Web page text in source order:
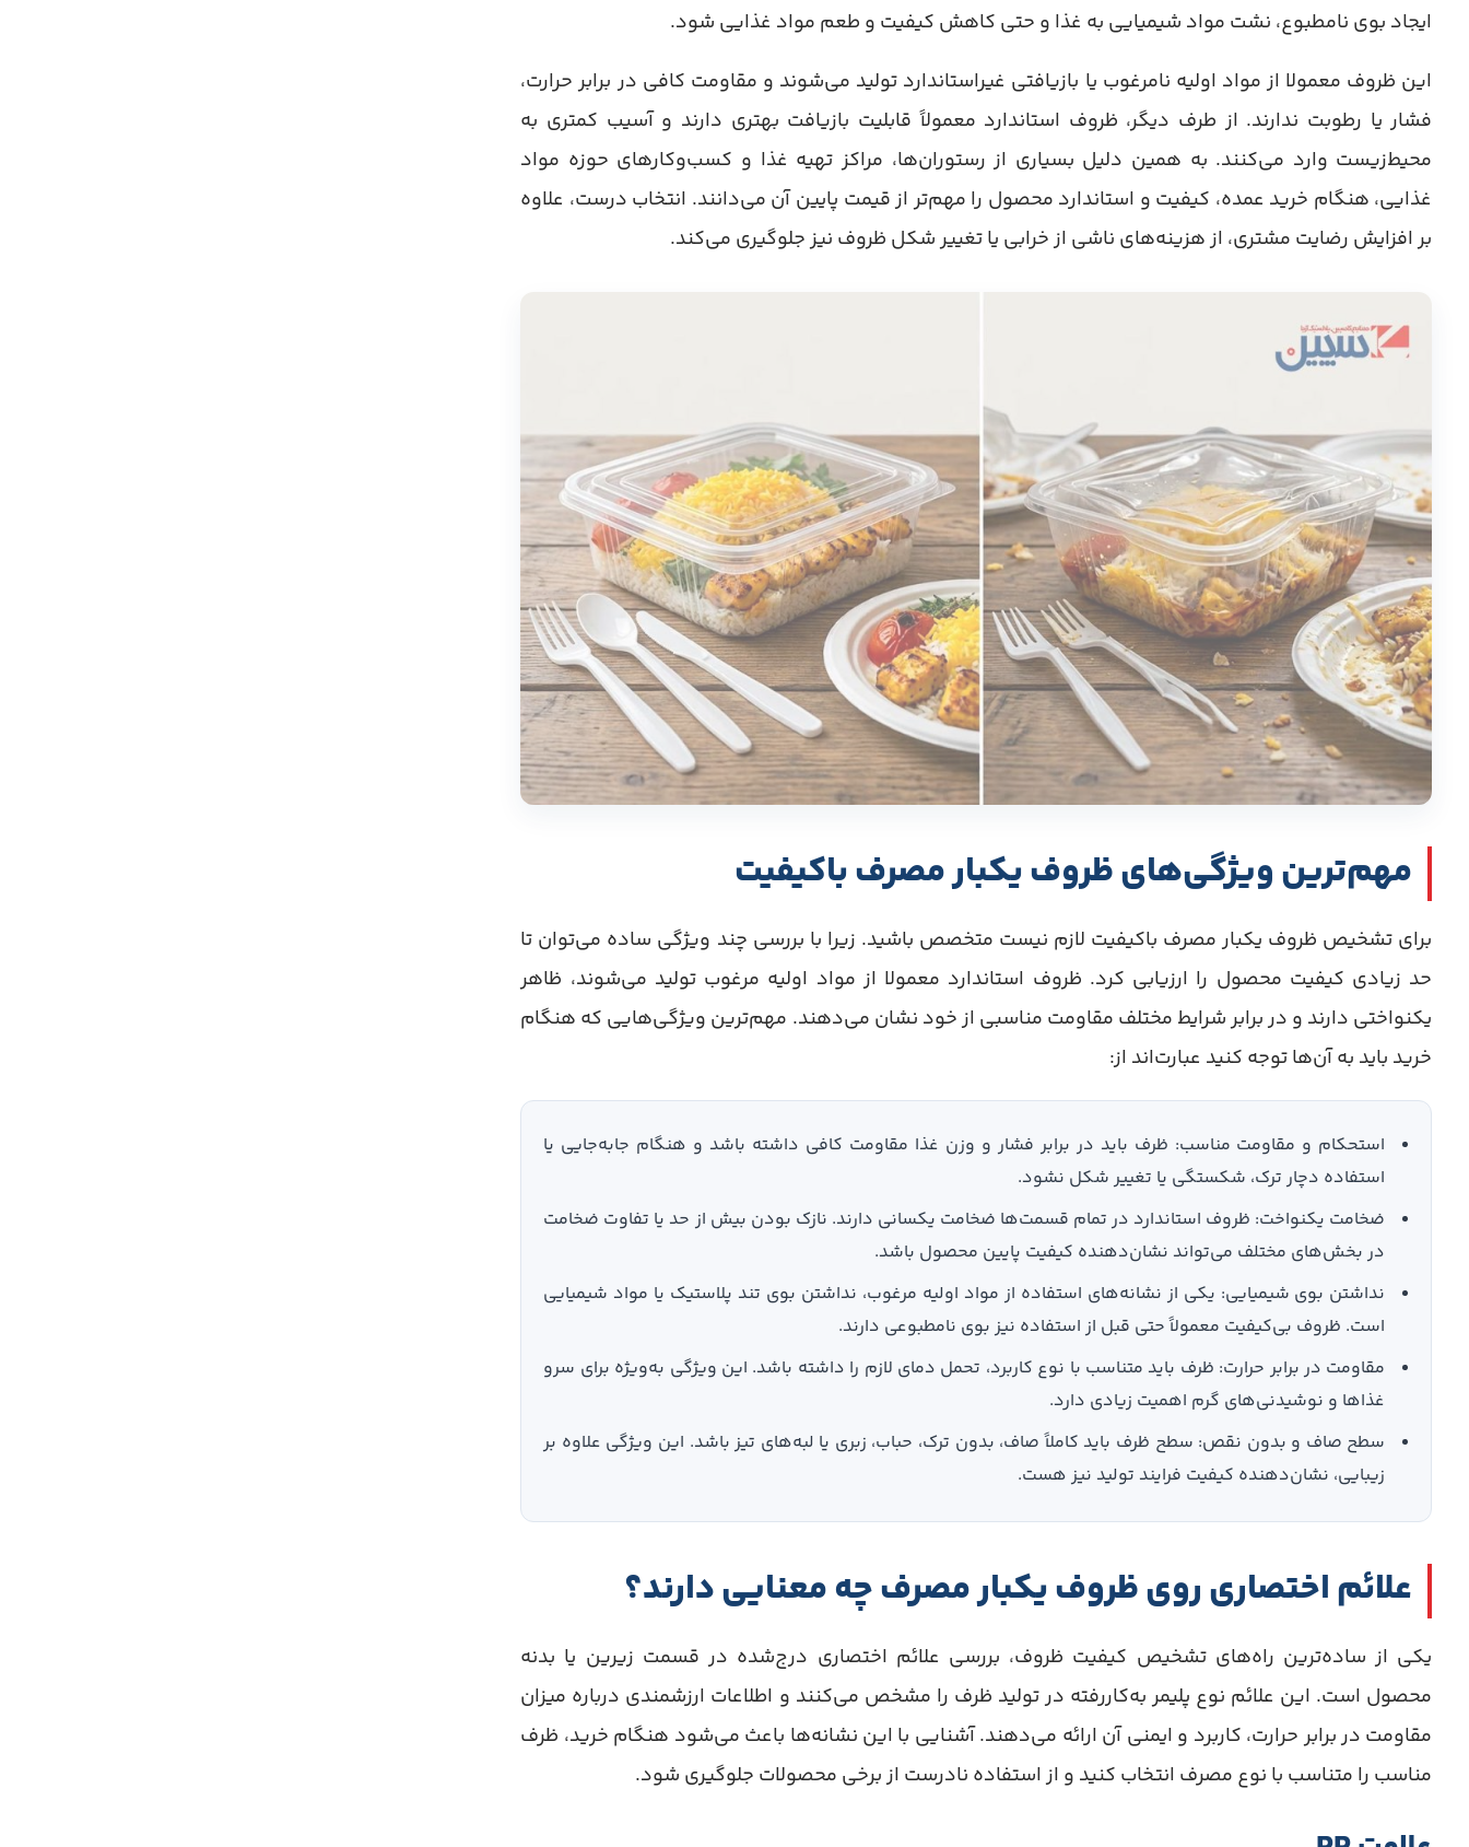
ایجاد بوی نامطبوع، نشت مواد شیمیایی به غذا و حتی کاهش کیفیت و طعم مواد غذایی شود.
این ظروف معمولا از مواد اولیه نامرغوب یا بازیافتی غیراستاندارد تولید می‌شوند و مقاومت کافی در برابر حرارت،
فشار یا رطوبت ندارند. از طرف دیگر، ظروف استاندارد معمولاً قابلیت بازیافت بهتری دارند و آسیب کمتری به
محیط‌زیست وارد می‌کنند. به همین دلیل بسیاری از رستوران‌ها، مراکز تهیه غذا و کسب‌وکارهای حوزه مواد
غذایی، هنگام خرید عمده، کیفیت و استاندارد محصول را مهم‌تر از قیمت پایین آن می‌دانند. انتخاب درست، علاوه
بر افزایش رضایت مشتری، از هزینه‌های ناشی از خرابی یا تغییر شکل ظروف نیز جلوگیری می‌کند.
مهم‌ترین ویژگی‌های ظروف یکبار مصرف باکیفیت
برای تشخیص ظروف یکبار مصرف باکیفیت لازم نیست متخصص باشید. زیرا با بررسی چند ویژگی ساده می‌توان تا
حد زیادی کیفیت محصول را ارزیابی کرد. ظروف استاندارد معمولا از مواد اولیه مرغوب تولید می‌شوند، ظاهر
یکنواختی دارند و در برابر شرایط مختلف مقاومت مناسبی از خود نشان می‌دهند. مهم‌ترین ویژگی‌هایی که هنگام
خرید باید به آن‌ها توجه کنید عبارت‌اند از:
استحکام و مقاومت مناسب: ظرف باید در برابر فشار و وزن غذا مقاومت کافی داشته باشد و هنگام جابه‌جایی یا
استفاده دچار ترک، شکستگی یا تغییر شکل نشود.
ضخامت یکنواخت: ظروف استاندارد در تمام قسمت‌ها ضخامت یکسانی دارند. نازک بودن بیش از حد یا تفاوت ضخامت
در بخش‌های مختلف می‌تواند نشان‌دهنده کیفیت پایین محصول باشد.
نداشتن بوی شیمیایی: یکی از نشانه‌های استفاده از مواد اولیه مرغوب، نداشتن بوی تند پلاستیک یا مواد شیمیایی
است. ظروف بی‌کیفیت معمولاً حتی قبل از استفاده نیز بوی نامطبوعی دارند.
مقاومت در برابر حرارت: ظرف باید متناسب با نوع کاربرد، تحمل دمای لازم را داشته باشد. این ویژگی به‌ویژه برای سرو
غذاها و نوشیدنی‌های گرم اهمیت زیادی دارد.
سطح صاف و بدون نقص: سطح ظرف باید کاملاً صاف، بدون ترک، حباب، زبری یا لبه‌های تیز باشد. این ویژگی علاوه بر
زیبایی، نشان‌دهنده کیفیت فرایند تولید نیز هست.
علائم اختصاری روی ظروف یکبار مصرف چه معنایی دارند؟
یکی از ساده‌ترین راه‌های تشخیص کیفیت ظروف، بررسی علائم اختصاری درج‌شده در قسمت زیرین یا بدنه
محصول است. این علائم نوع پلیمر به‌کاررفته در تولید ظرف را مشخص می‌کنند و اطلاعات ارزشمندی درباره میزان
مقاومت در برابر حرارت، کاربرد و ایمنی آن ارائه می‌دهند. آشنایی با این نشانه‌ها باعث می‌شود هنگام خرید، ظرف
مناسب را متناسب با نوع مصرف انتخاب کنید و از استفاده نادرست از برخی محصولات جلوگیری شود.